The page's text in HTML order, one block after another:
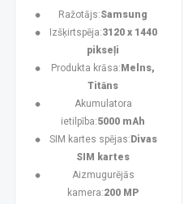
Ražotājs:Samsung
Izšķirtspēja:3120 x 1440
pikseļi
Produkta krāsa: Melns,
Titāns
Akumulatora
ietilpība:5000 mAh
SIM kartes spējas: Divas
SIM kartes
Aizmugurējās
kamera:200 MP